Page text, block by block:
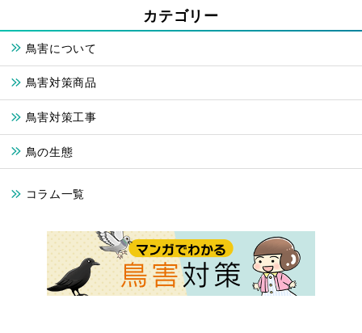
カテゴリー
鳥害について
鳥害対策商品
鳥害対策工事
鳥の生態
コラム一覧